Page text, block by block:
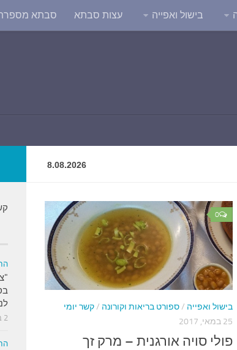
בישול ואפייה עצות סבתא סבתא
8.08.2026
0
בישול ואפייה /ספורט בריאות וקורונה /קשר יומי
25 במאי, 2017
פולי סויה אורגנית – מרק זך
2 במרץ, 2021